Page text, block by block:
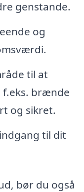
genstande.
og
til at
f.eks. brænde
og sikret.
til dit
bør du også